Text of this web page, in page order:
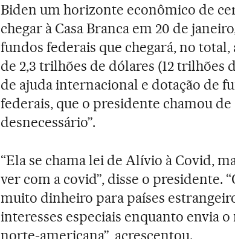
Biden um horizonte econômico de
chegar à Casa Branca em 20 de
fundos federais que chegará, no
de 2,3 trilhões de dólares (12 trilhões
de ajuda internacional e dotação de
federais, que o presidente chamou
desnecessário”.
“Ela se chama lei de Alívio à Covid,
ver com a covid”, disse o presidente.
muito dinheiro para países
interesses especiais enquanto envia
norte-americana”, acrescentou.